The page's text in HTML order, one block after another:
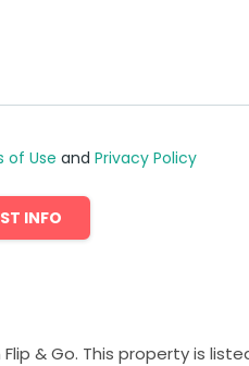
of Use and Privacy Policy
INFO
& Go. This property is